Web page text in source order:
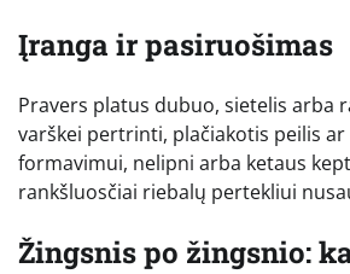
Įranga ir pasiruošimas
Pravers platus dubuo, sietelis arba
varškei pertrinti, plačiakotis peilis
formavimui, nelipni arba ketaus
rankšluosčiai riebalų pertekliui
Žingsnis po žingsnio: